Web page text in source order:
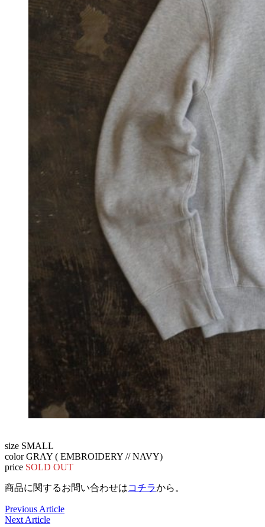
size SMALL
color GRAY ( EMBROIDERY // NAVY)
price SOLD OUT
商品に関するお問い合わせはコチラから。
Previous Article
Next Article